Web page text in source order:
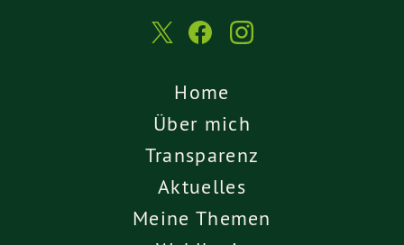
Home
Über mich
Transparenz
Aktuelles
Meine Themen